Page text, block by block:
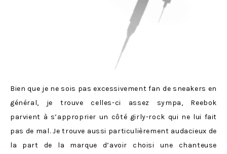
Bien que je ne sois pas excessivement fan de sneakers en
général, je trouve celles-ci assez sympa, Reebok
parvient à s’approprier un côté girly-rock qui ne lui fait
pas de mal. Je trouve aussi particulièrement audacieux de
la part de la marque d’avoir choisi une chanteuse